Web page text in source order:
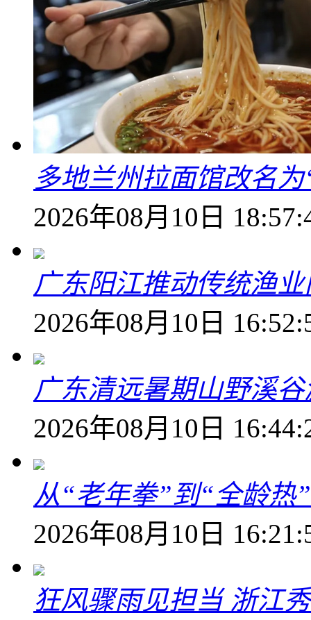
多地兰州拉面馆改名
2026年08月10日
广东阳江推动传统渔
2026年08月10日
广东清远暑期山野溪
2026年08月10日
从“老年拳”到“全龄热
2026年08月10日
狂风骤雨见担当 浙江